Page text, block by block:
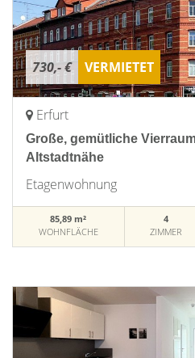
730,- € VERMIETET
Erfurt
Große, gemütliche
Altstadtnähe
Etagenwohnung
85,89 m²
WOHNFLÄCHE
4
ZIMMER